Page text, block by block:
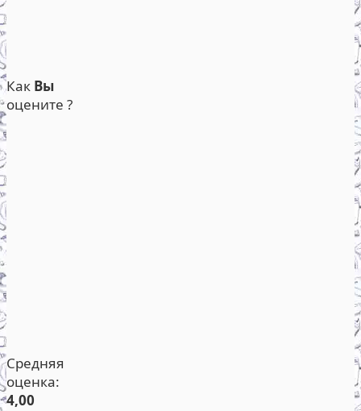
Как Вы
оцените ?
Средняя
оценка:
4,00